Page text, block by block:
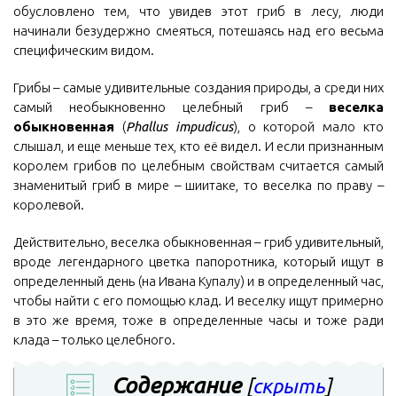
обусловлено тем, что увидев этот гриб в лесу, люди
начинали безудержно смеяться, потешаясь над его весьма
специфическим видом.
Грибы – самые удивительные создания природы, а среди них
самый необыкновенно целебный гриб – веселка
обыкновенная (Phallus impudicus), о которой мало кто
слышал, и еще меньше тех, кто её видел. И если признанным
королем грибов по целебным свойствам считается самый
знаменитый гриб в мире – шиитаке, то веселка по праву –
королевой.
Действительно, веселка обыкновенная – гриб удивительный,
вроде легендарного цветка папоротника, который ищут в
определенный день (на Ивана Купалу) и в определенный час,
чтобы найти с его помощью клад. И веселку ищут примерно
в это же время, тоже в определенные часы и тоже ради
клада – только целебного.
Содержание [скрыть]